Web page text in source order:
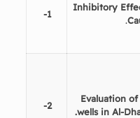
Inhibitory
.
1-
Evaluation
wells in Al-
2-